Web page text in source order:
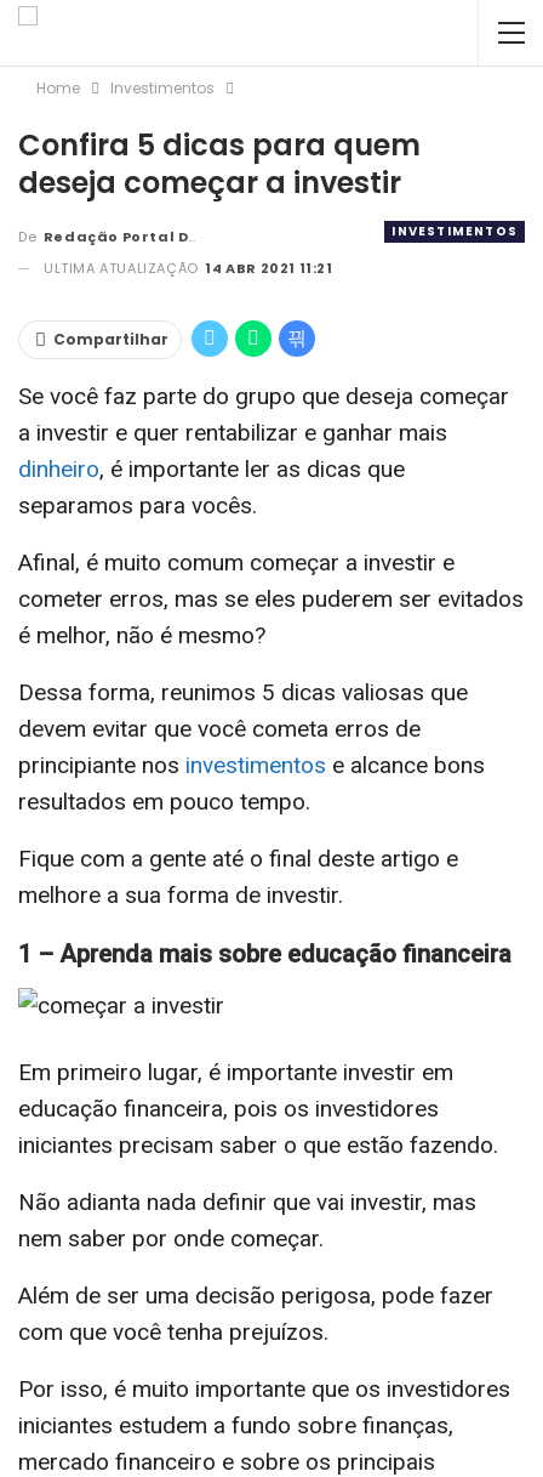
Home Investimentos
Confira 5 dicas para quem
deseja começar a investir
INVESTIMENTOS
De Redação Portal DBC
ULTIMA ATUALIZAÇÃO 14 ABR 2021 11:21
Compartilhar
Se você faz parte do grupo que deseja começar
a investir e quer rentabilizar e ganhar mais
dinheiro, é importante ler as dicas que
separamos para vocês.
Afinal, é muito comum começar a investir e
cometer erros, mas se eles puderem ser evitados
é melhor, não é mesmo?
Dessa forma, reunimos 5 dicas valiosas que
devem evitar que você cometa erros de
principiante nos investimentos e alcance bons
resultados em pouco tempo.
Fique com a gente até o final deste artigo e
melhore a sua forma de investir.
1 – Aprenda mais sobre educação financeira
Em primeiro lugar, é importante investir em
educação financeira, pois os investidores
iniciantes precisam saber o que estão fazendo.
Não adianta nada definir que vai investir, mas
nem saber por onde começar.
Além de ser uma decisão perigosa, pode fazer
com que você tenha prejuízos.
Por isso, é muito importante que os investidores
iniciantes estudem a fundo sobre finanças,
mercado financeiro e sobre os principais